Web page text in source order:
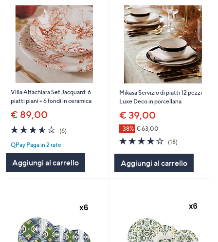
Villa Altachiara Set Jacquard: 6
piatti piani + 6 fondi in ceramica
€ 89,00
3.5
of
5
Stars
(6)
QPay Paga in 2 rate
Aggiungi al carrello
Mikasa Servizio di piatti 12 pezzi
Luxe Deco in porcellana
€ 39,00
-38% € 63,00
3.9
of
5
Stars
(18)
Aggiungi al carrello